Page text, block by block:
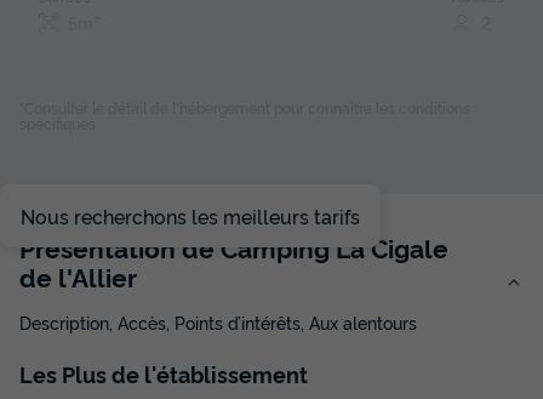
Meilleur prix pour 7 nuits
Modifier les dates
Nous recherchons les meilleurs tarifs
Présentation de Camping La Cigale
de l'Allier
Description, Accès, Points d’intérêts, Aux alentours
Les Plusde l'établissement